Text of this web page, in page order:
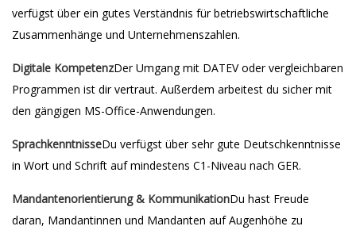
verfügst über ein gutes Verständnis für betriebswirtschaftliche
Zusammenhänge und Unternehmenszahlen.
Digitale KompetenzDer Umgang mit DATEV oder vergleichbaren
Programmen ist dir vertraut. Außerdem arbeitest du sicher mit
den gängigen MS-Office-Anwendungen.
SprachkenntnisseDu verfügst über sehr gute Deutschkenntnisse
in Wort und Schrift auf mindestens C1-Niveau nach GER.
Mandantenorientierung & KommunikationDu hast Freude
daran, Mandantinnen und Mandanten auf Augenhöhe zu